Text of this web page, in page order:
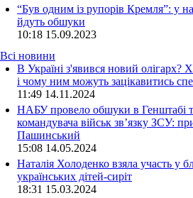
“Був одним із рупорів Кремля”: у
йдуть обшуки
10:18 15.09.2023
Всі новини
В Україні з'явився новий
і чому ним можуть зацікавитись
11:49 14.11.2024
НАБУ провело обшуки в Генштабі
командувача військ зв’язку ЗСУ:
Пашинський
15:08 14.05.2024
Наталія Холоденко взяла участь у
українських дітей-сиріт
18:31 15.03.2024